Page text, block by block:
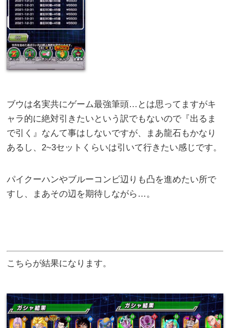
ブウは名実共にゲーム最強筆頭…とは思ってますがキ
ャラ的に絶対引きたいという訳でもないので『出るま
で引く』なんて事はしないですが、まあ龍石もかなり
あるし、2~3セットくらいは引いて行きたい感じです。
パイクーハンやブルーコンビ辺りも凸を進めたい所で
すし、まあその辺を期待しながら…。
こちらが結果になります。